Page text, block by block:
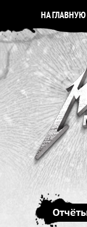
НА ГЛАВНУЮ